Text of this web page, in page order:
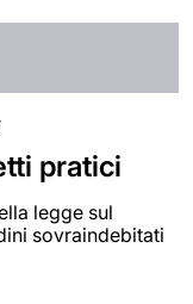
pratici
legge sul
sovraindebitati